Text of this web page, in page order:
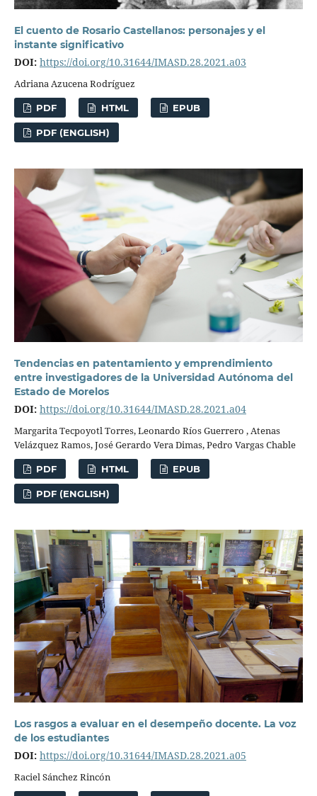
El cuento de Rosario Castellanos: personajes y el
instante significativo
DOI: https://doi.org/10.31644/IMASD.28.2021.a03
Adriana Azucena Rodríguez
PDF HTML EPUB
PDF (ENGLISH)
Tendencias en patentamiento y emprendimiento
entre investigadores de la Universidad Autónoma del
Estado de Morelos
DOI: https://doi.org/10.31644/IMASD.28.2021.a04
Margarita Tecpoyotl Torres, Leonardo Ríos Guerrero , Atenas
Velázquez Ramos, José Gerardo Vera Dimas, Pedro Vargas Chable
PDF HTML EPUB
PDF (ENGLISH)
Los rasgos a evaluar en el desempeño docente. La voz
de los estudiantes
DOI: https://doi.org/10.31644/IMASD.28.2021.a05
Raciel Sánchez Rincón